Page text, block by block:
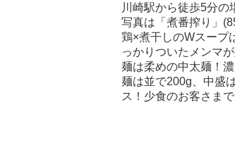
川崎駅から徒歩5分の
写真は「煮番搾り」
鶏×煮干しのWスープ
っかりついたメンマが
麺は柔めの中太麺！
麺は並で200g、中盛
ス！少食のお客さま